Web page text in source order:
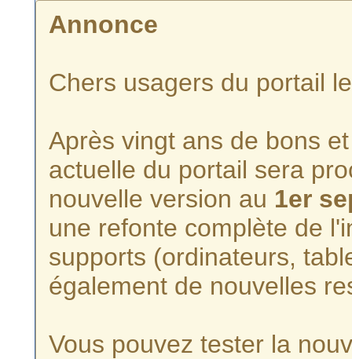
Annonce
Chers usagers du portail
Après vingt ans de bons
actuelle du portail sera
nouvelle version au 1er
une refonte complète de
supports (ordinateurs,
également de nouvelles
Vous pouvez tester la